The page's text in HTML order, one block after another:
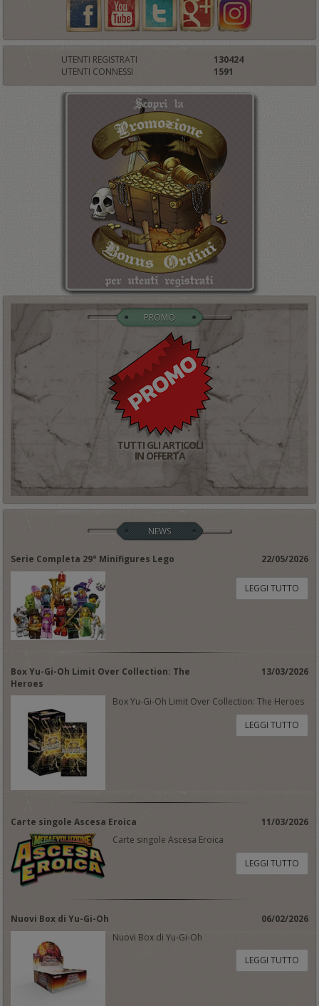
UTENTI REGISTRATI
130424
UTENTI CONNESSI
1591
PROMO
TUTTI GLI ARTICOLI
IN OFFERTA
NEWS
Serie Completa 29° Minifigures Lego 22/05/2026
LEGGI TUTTO
Box Yu-Gi-Oh Limit Over Collection: The
Heroes
13/03/2026
Box Yu-Gi-Oh Limit Over Collection: The Heroes
LEGGI TUTTO
Carte singole Ascesa Eroica
11/03/2026
Carte singole Ascesa Eroica
LEGGI TUTTO
Nuovi Box di Yu-Gi-Oh
06/02/2026
Nuovi Box di Yu-Gi-Oh
LEGGI TUTTO